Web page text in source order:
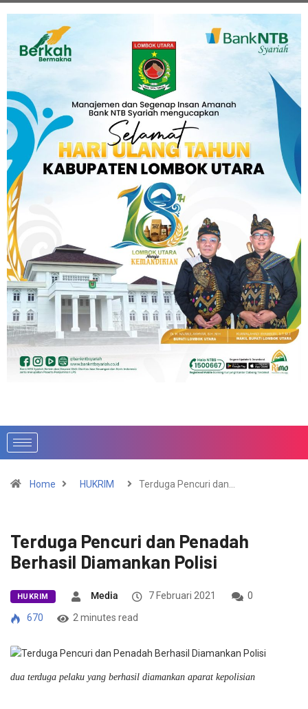
Home HUKRIM Terduga Pencuri dan…
Terduga Pencuri dan Penadah
Berhasil Diamankan Polisi
HUKRIM Media 7 Februari 2021
0
670
2 minutes read
dua terduga pelaku yang berhasil diamankan aparat kepolisian